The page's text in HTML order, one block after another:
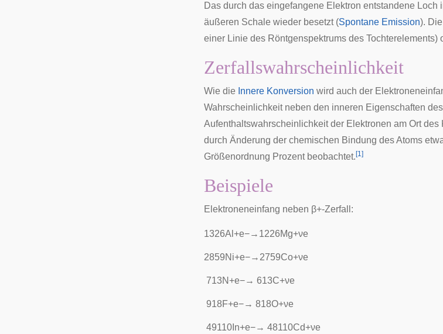
Das durch das eingefangene Elektron entstandene
äußeren Schale wieder besetzt (Spontane Emission).
einer Linie des Röntgenspektrums des Tochterelements)
Zerfallswahrscheinlichkeit
Wie die Innere Konversion wird auch der
Wahrscheinlichkeit neben den inneren Eigenschaften
Aufenthaltswahrscheinlichkeit der Elektronen am Ort des
durch Änderung der chemischen Bindung des Atoms
Größenordnung Prozent beobachtet. [1]
Beispiele
Elektroneneinfang neben β+-Zerfall:
1326A +e−→ 1226Mg+νe
2859N i+e−→ 2759Co+νe
713N+e−→ 613C+νe
918F+e−→ 818O+νe
49110 n+e−→ 48110Cd+νe